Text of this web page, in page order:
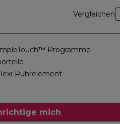
Vergleichen
Programme
Rührelement
mich